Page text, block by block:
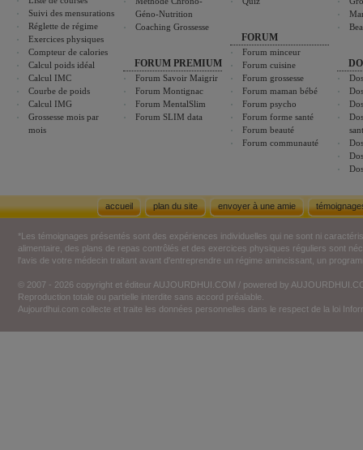
Suivi des mensurations
Réglette de régime
Exercices physiques
Compteur de calories
Calcul poids idéal
Calcul IMC
Courbe de poids
Calcul IMG
Grossesse mois par
mois
Géno-Nutrition
Coaching Grossesse
FORUM PREMIUM
Forum Savoir Maigrir
Forum Montignac
Forum MentalSlim
Forum SLIM data
FORUM
Forum minceur
Forum cuisine
Forum grossesse
Forum maman bébé
Forum psycho
Forum forme santé
Forum beauté
Forum communauté
accueil plan du site envoyer à une amie
*Les témoignages présentés sont des expériences individuelles qui ne sont ni
alimentaire, des plans de repas contrôlés et des exercices physiques réguliers sont
l'avis de votre médecin traitant avant d'entreprendre un régime amincissant, un
© 2007 - 2026 copyright et éditeur AUJOURDHUI.COM / powered by
Reproduction totale ou partielle interdite sans accord préalable.
Aujourdhui.com collecte et traite les données personnelles dans le respect de la loi